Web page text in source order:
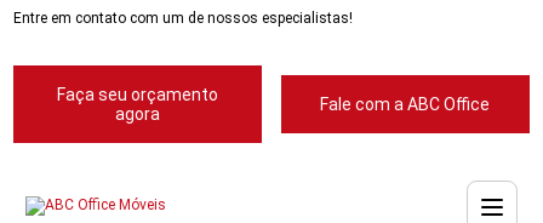
Entre em contato com um de nossos especialistas!
Faça seu orçamento
agora
Fale com a ABC Office